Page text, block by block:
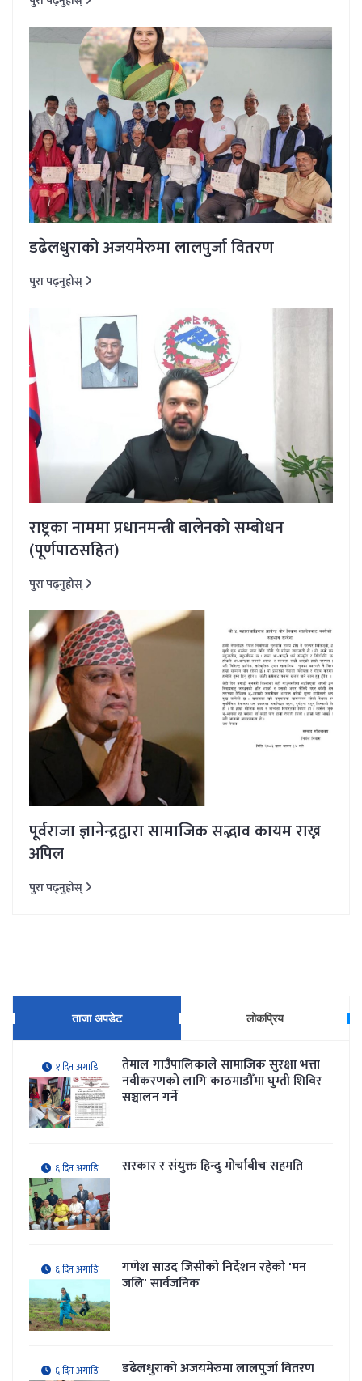
डढेलधुराको अजयमेरुमा लालपुर्जा वितरण
पुरा पढ्नुहोस्
राष्ट्रका नाममा प्रधानमन्त्री बालेनको सम्बोधन
(पूर्णपाठसहित)
पुरा पढ्नुहोस्
पूर्वराजा ज्ञानेन्द्रद्वारा सामाजिक सद्भाव कायम राख्न
अपिल
पुरा पढ्नुहोस्
ताजा अपडेट लोकप्रिय
१ दिन अगाडि तेमाल गाउँपालिकाले सामाजिक सुरक्षा भत्ता
नवीकरणकाे लागि काठमाडौँमा घुम्ती शिविर
सञ्चालन गर्ने
६ दिन अगाडि सरकार र संयुक्त हिन्दु मोर्चाबीच सहमति
६ दिन अगाडि गणेश साउद जिसीको निर्देशन रहेकाे 'मन
जलि' सार्वजनिक
६ दिन अगाडि डढेलधुराको अजयमेरुमा लालपुर्जा वितरण